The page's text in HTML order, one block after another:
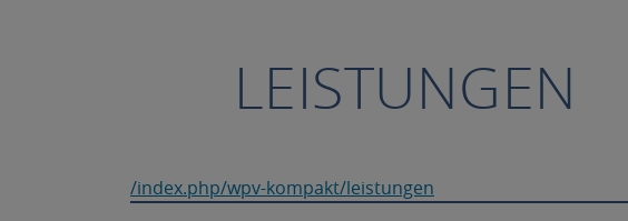
LEISTUNGEN
/index.php/wpv-kompakt/leistungen